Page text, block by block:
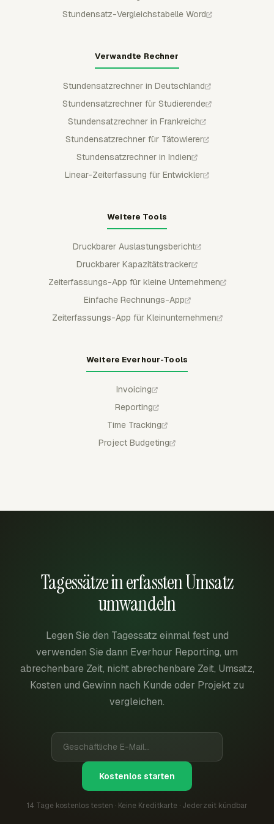
Stundensatz-Vergleichstabelle Word
Verwandte Rechner
Stundensatzrechner in Deutschland
Stundensatzrechner für Studierende
Stundensatzrechner in Frankreich
Stundensatzrechner für Tätowierer
Stundensatzrechner in Indien
Linear-Zeiterfassung für Entwickler
Weitere Tools
Druckbarer Auslastungsbericht
Druckbarer Kapazitätstracker
Zeiterfassungs-App für kleine Unternehmen
Einfache Rechnungs-App
Zeiterfassungs-App für Kleinunternehmen
Weitere Everhour-Tools
Invoicing
Reporting
Time Tracking
Project Budgeting
Tagessätze in erfassten Umsatz
umwandeln
Legen Sie den Tagessatz einmal fest und
verwenden Sie dann Everhour Reporting, um
abrechenbare Zeit, nicht abrechenbare Zeit, Umsatz,
Kosten und Gewinn nach Kunde oder Projekt zu
vergleichen.
Kostenlos starten
14 Tage kostenlos testen · Keine Kreditkarte · Jederzeit kündbar